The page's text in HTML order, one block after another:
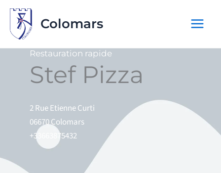
Aller
contenu
Colomars
Restauration rapide
Stef Pizza
2 Rue Etienne Curti
06670 Colomars
+33663875432